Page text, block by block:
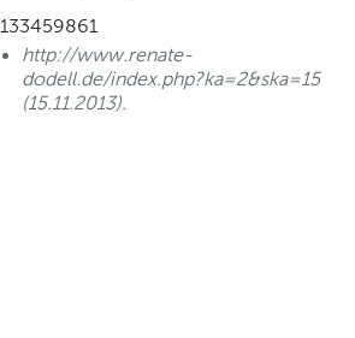
133459861
http://www.renate-
dodell.de/index.php?ka=2&ska=15
(15.11.2013).